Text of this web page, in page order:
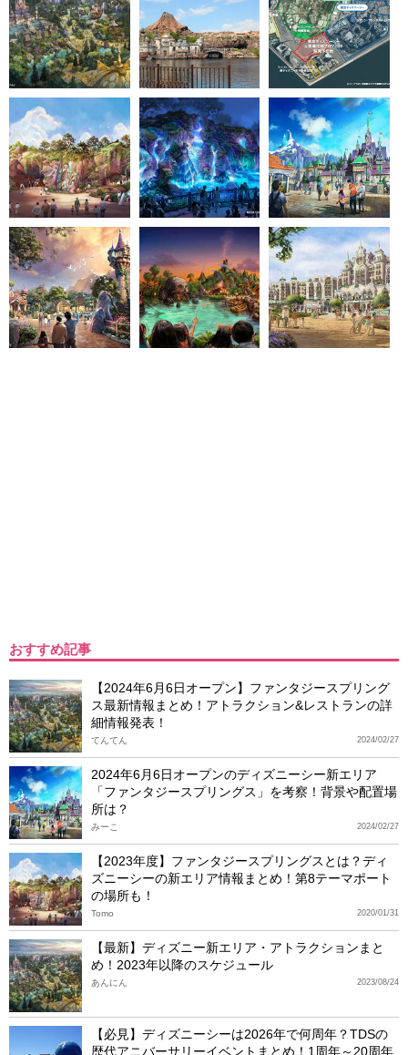
おすすめ記事
【2024年6月6日オープン】ファンタジースプリング
ス最新情報まとめ！アトラクション&レストランの詳
細情報発表！
2024/02/27
てんてん
2024年6月6日オープンのディズニーシー新エリア
「ファンタジースプリングス」を考察！背景や配置場
所は？
2024/02/27
みーこ
【2023年度】ファンタジースプリングスとは？ディ
ズニーシーの新エリア情報まとめ！第8テーマポート
の場所も！
2020/01/31
Tomo
【最新】ディズニー新エリア・アトラクションまと
め！2023年以降のスケジュール
2023/08/24
あんにん
【必見】ディズニーシーは2026年で何周年？TDSの
歴代アニバーサリーイベントまとめ！1周年～20周年